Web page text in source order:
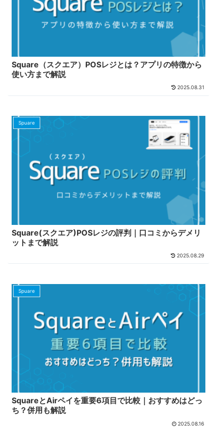
Square（スクエア）POSレジとは？アプリの特徴から
使い方まで解説
2025.08.31
Spuare
Square(スクエア)POSレジの評判｜口コミからデメリ
ットまで解説
2025.08.29
Spuare
SquareとAirペイを重要6項目で比較｜おすすめはどっ
ち？併用も解説
2025.08.16